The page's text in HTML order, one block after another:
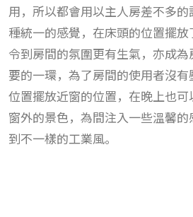
用，所以都會用以主人房差不多
種統一的感覺，在床頭的位置擺
令到房間的氛圍更有生氣，亦成
要的一環，為了房間的使用者沒
位置擺放近窗的位置，在晚上也
窗外的景色，為間注入一些溫馨
到不一樣的工業風。